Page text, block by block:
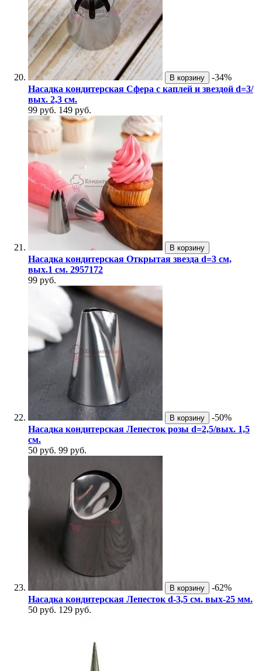
В корзину
-34%
Насадка кондитерская Сфера с каплей и звездой d=3/
вых. 2,3 см.
99 руб. 149 руб.
В корзину
Насадка кондитерская Открытая звезда d=3 см,
вых.1 см. 2957172
99 руб.
В корзину
-50%
Насадка кондитерская Лепесток розы d=2,5/вых. 1,5
см.
50 руб. 99 руб.
В корзину
-62%
Насадка кондитерская Лепесток d-3,5 см. вых-25 мм.
50 руб. 129 руб.